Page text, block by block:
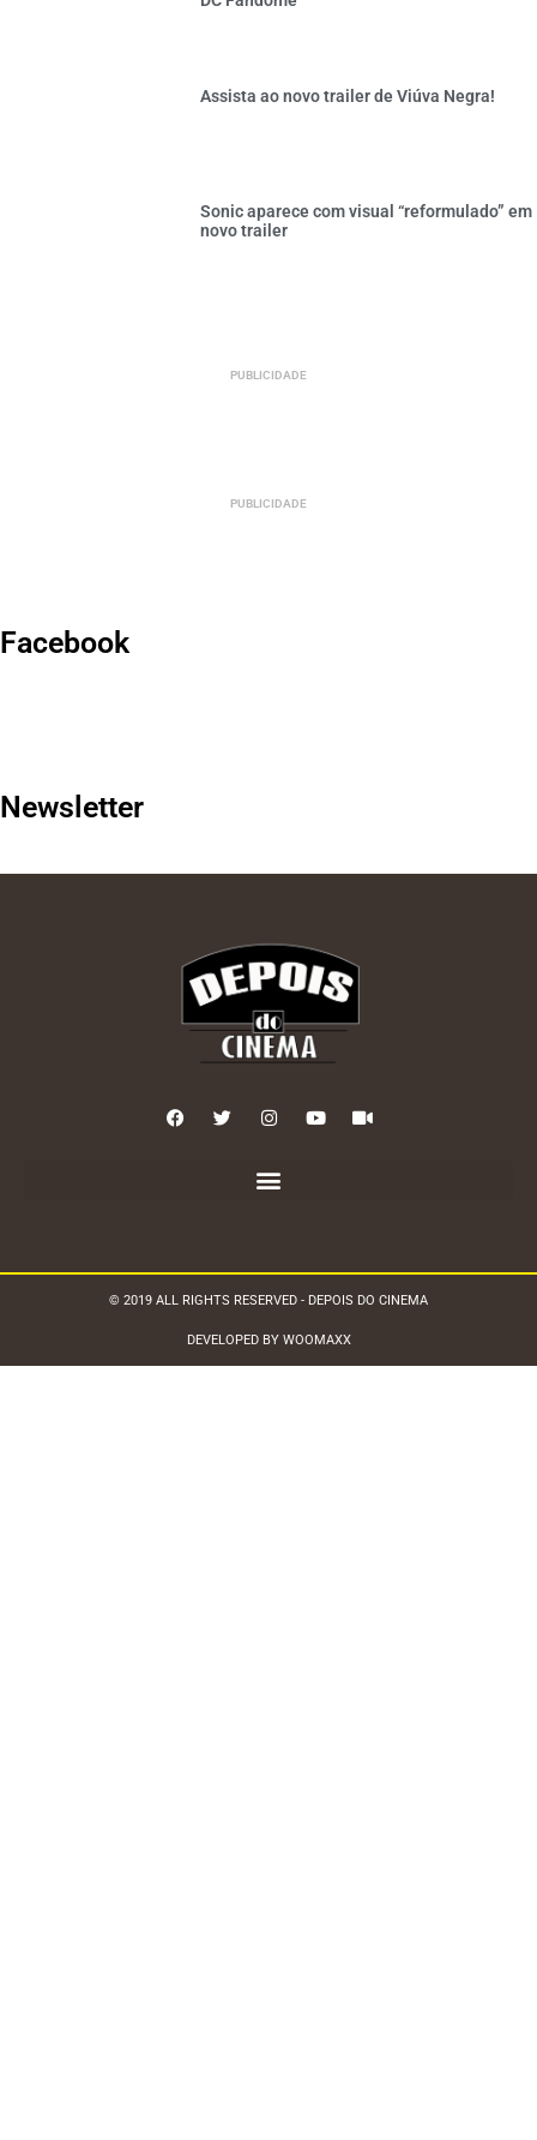
Assista ao novo trailer de Viúva Negra!
Sonic aparece com visual “reformulado” em
novo trailer
PUBLICIDADE
PUBLICIDADE
Facebook
Newsletter
© 2019 ALL RIGHTS RESERVED - DEPOIS DO CINEMA
DEVELOPED BY WOOMAXX